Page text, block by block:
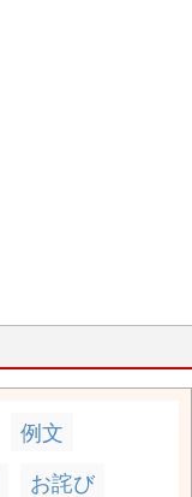
例文
お詫び